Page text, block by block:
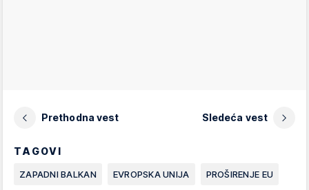
Prethodna vest Sledeća vest
TAGOVI
ZAPADNI BALKAN EVROPSKA UNIJA PROŠIRENJE EU